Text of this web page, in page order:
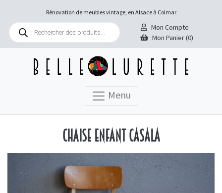
Rénovation de meubles vintage, en Alsace à Colmar
Recherche
produits
Mon Compte
Mon Panier (0)
Menu
Chaise enfant Casala